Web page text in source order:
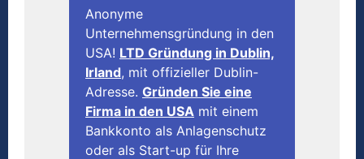
Anonyme
Unternehmensgründung in den
USA! LTD Gründung in Dublin,
Irland, mit offizieller Dublin-
Adresse. Gründen Sie eine
Firma in den USA mit einem
Bankkonto als Anlagenschutz
oder als Start-up für Ihre